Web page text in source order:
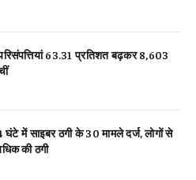
63.31 प्रतिशत बढ़कर 8,603
घंटे में साइबर ठगी के 30 मामले दर्ज, लोगों से
की ठगी